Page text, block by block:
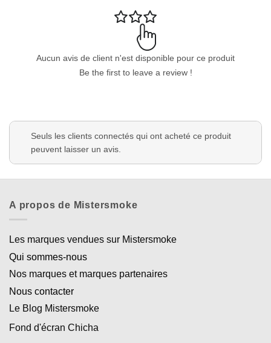
Aucun avis de client n'est disponible pour ce produit
Be the first to leave a review !
Seuls les clients connectés qui ont acheté ce produit
peuvent laisser un avis.
A propos de Mistersmoke
Les marques vendues sur Mistersmoke
Qui sommes-nous
Nos marques et marques partenaires
Nous contacter
Le Blog Mistersmoke
Fond d'écran Chicha